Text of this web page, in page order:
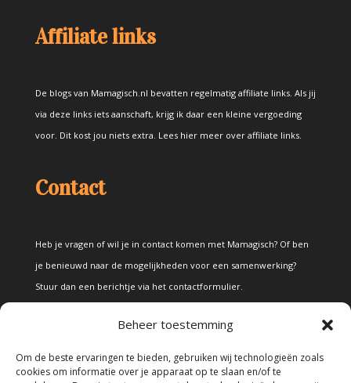
Beheer toestemming
Om de beste ervaringen te bieden, gebruiken wij technologieën zoals
cookies om informatie over je apparaat op te slaan en/of te
Affiliate links
De blogs van Mamagisch.nl bevatten regelmatig affiliate links. Als jij
via deze links iets aanschaft, krijg ik daar een kleine vergoeding
voor. Dit kost jou niets extra. Lees hier meer over affiliate links.
Contact
Heb je vragen of wil je in contact komen met Mamagisch? Of ben
je benieuwd naar de mogelijkheden voor een samenwerking?
Stuur dan een berichtje via het contactformulier.